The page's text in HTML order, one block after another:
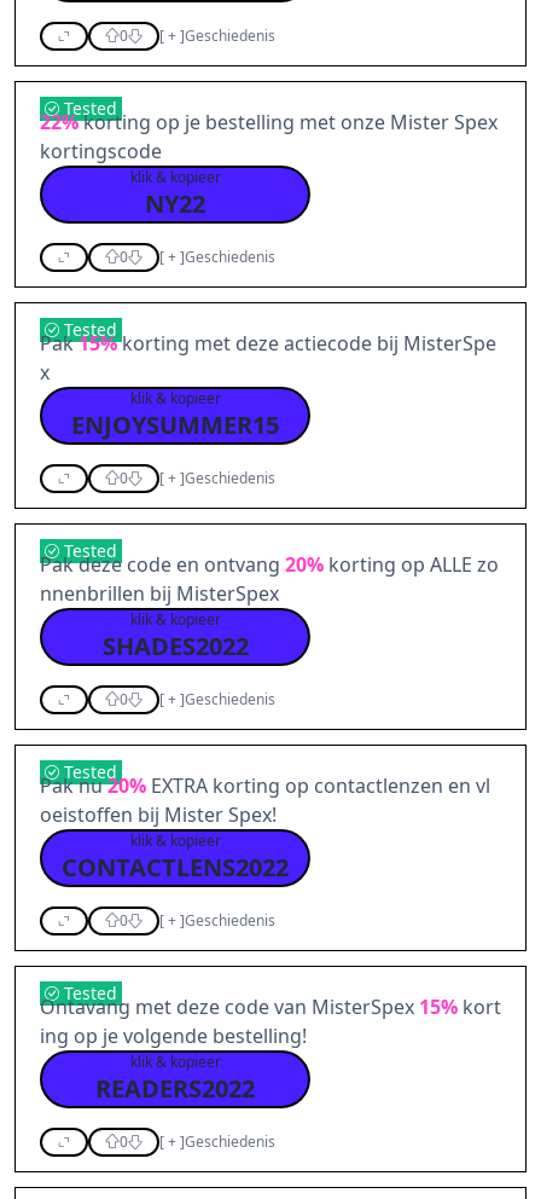
0 [+]Geschiedenis
Tested
22%korting op je bestelling met onze Mister Spex
kortingscode
klik & kopieer
NY22
0 [+]Geschiedenis
Tested
Pak15%korting met deze actiecode bij MisterSpe
x
klik & kopieer
ENJOYSUMMER15
0 [+]Geschiedenis
Tested
Pak deze code en ontvang 20% korting op ALLE zo
nnenbrillen bij MisterSpex
klik & kopieer
SHADES2022
0 [+]Geschiedenis
Tested
Pak nu20% EXTRA korting op contactlenzen en vl
oeistoffen bij Mister Spex!
klik & kopieer
CONTACTLENS2022
0 [+]Geschiedenis
Tested
Ontavang met deze code van MisterSpex 15% kort
ing op je volgende bestelling!
klik & kopieer
READERS2022
0 [+]Geschiedenis